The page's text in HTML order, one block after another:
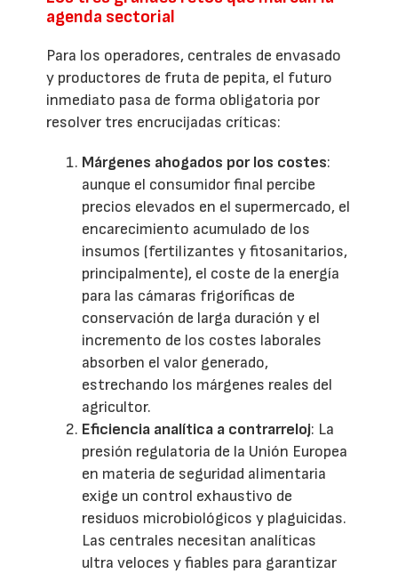
agenda sectorial
Para los operadores, centrales de envasado
y productores de fruta de pepita, el futuro
inmediato pasa de forma obligatoria por
resolver tres encrucijadas críticas:
Márgenes ahogados por los costes:
aunque el consumidor final percibe
precios elevados en el supermercado, el
encarecimiento acumulado de los
insumos (fertilizantes y fitosanitarios,
principalmente), el coste de la energía
para las cámaras frigoríficas de
conservación de larga duración y el
incremento de los costes laborales
absorben el valor generado,
estrechando los márgenes reales del
agricultor.
Eficiencia analítica a contrarreloj: La
presión regulatoria de la Unión Europea
en materia de seguridad alimentaria
exige un control exhaustivo de
residuos microbiológicos y plaguicidas.
Las centrales necesitan analíticas
ultra veloces y fiables para garantizar